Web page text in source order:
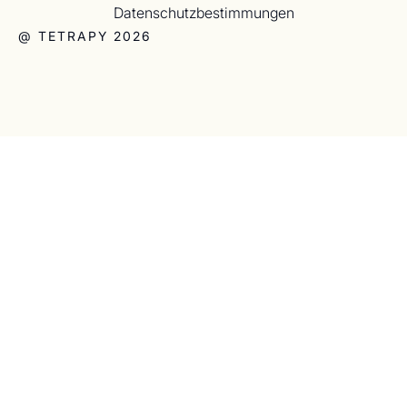
@ TETRAPY 2026
Datenschutzbestimmungen